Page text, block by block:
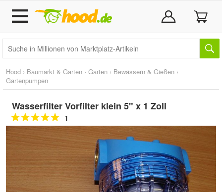
Hood › Baumarkt & Garten › Garten › Bewässern & Gießen ›
Gartenpumpen
Wasserfilter Vorfilter klein 5" x 1 Zoll
1